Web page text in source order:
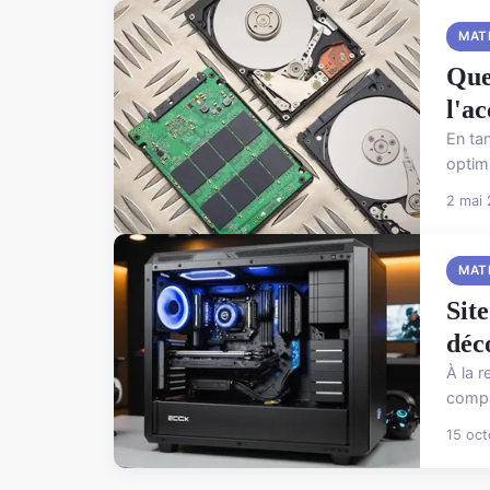
En
2 mai
À la
15